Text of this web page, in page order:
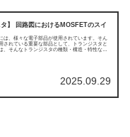
タ】 回路図におけるMOSFETのスイ
は、様々な電子部品が使用されています。そん
されている重要な部品として、トランジスタと
、そんなトランジスタの種類・構造・特性など
2025.09.29